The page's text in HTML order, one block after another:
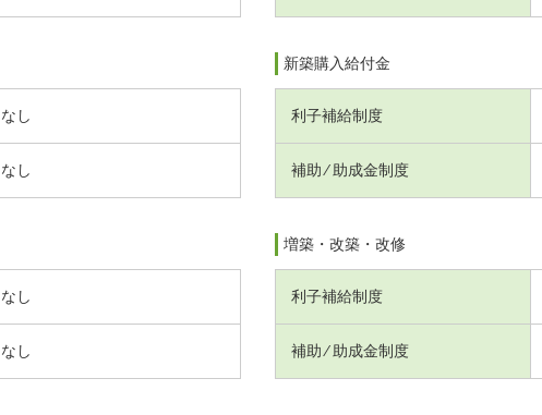
なし
なし
新築購入給付金
利子補給制度
補助 ⁄ 助成金制度
なし
なし
増築・改築・改修
利子補給制度
補助 ⁄ 助成金制度